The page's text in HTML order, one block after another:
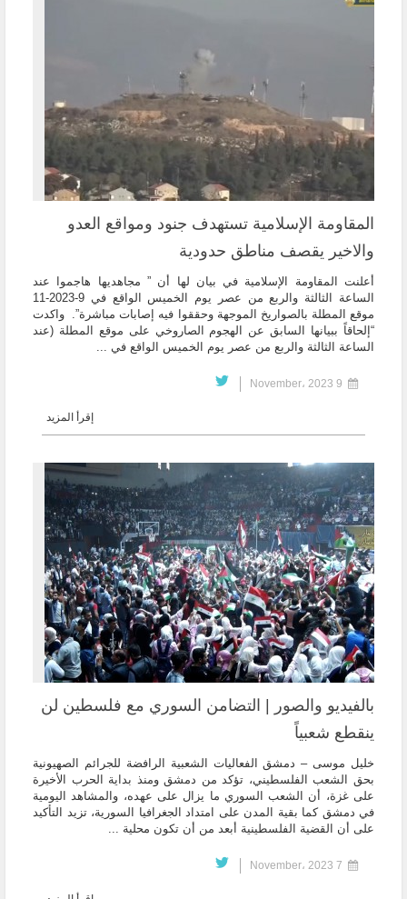
المقاومة الإسلامية تستهدف جنود ومواقع العدو
والاخير يقصف مناطق حدودية
أعلنت المقاومة الإسلامية في بيان لها أن ” ‏مجاهديها هاجموا عند
الساعة الثالثة والربع من عصر يوم الخميس الواقع في 9-‌‏11-2023
موقع المطلة بالصواريخ الموجهة وحققوا فيه إصابات مباشرة”. ‏ واكدت
“إلحاقاً ‏ببيانها السابق عن الهجوم الصاروخي على موقع المطلة (عند
الساعة الثالثة والربع من ‏عصر يوم الخميس الواقع في ...
إقرأ المزيد
بالفيديو والصور | التضامن السوري مع فلسطين لن
ينقطع شعبياً
خليل موسى – دمشق الفعاليات الشعبية الرافضة للجرائم الصهيونية
بحق الشعب الفلسطيني، تؤكد من دمشق ومنذ بداية الحرب الأخيرة
على غزة، أن الشعب السوري ما يزال على عهده، والمشاهد اليومية
في دمشق كما بقية المدن على امتداد الجغرافيا السورية، تزيد التأكيد
على أن القضية الفلسطينية أبعد من أن تكون محلية ...